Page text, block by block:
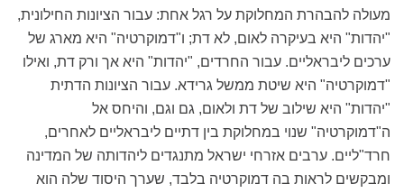
מעולה להבהרת המחלוקת על רגל אחת: עבור הציונות החילונית,
"יהדות" היא בעיקרה לאום, לא דת; ו"דמוקרטיה" היא מארג של
ערכים ליבראליים. עבור החרדים, "יהדות" היא אך ורק דת, ואילו
"דמוקרטיה" היא שיטת ממשל גרידא. עבור הציונות הדתית
"יהדות" היא שילוב של דת ולאום, גם וגם, והיחס אל
ה"דמוקרטיה" שנוי במחלוקת בין דתיים ליבראליים לאחרים,
חרד"ליים. ערבים אזרחי ישראל מתנגדים ליהדותה של המדינה
ומבקשים לראות בה דמוקרטיה בלבד, שערך היסוד שלה הוא